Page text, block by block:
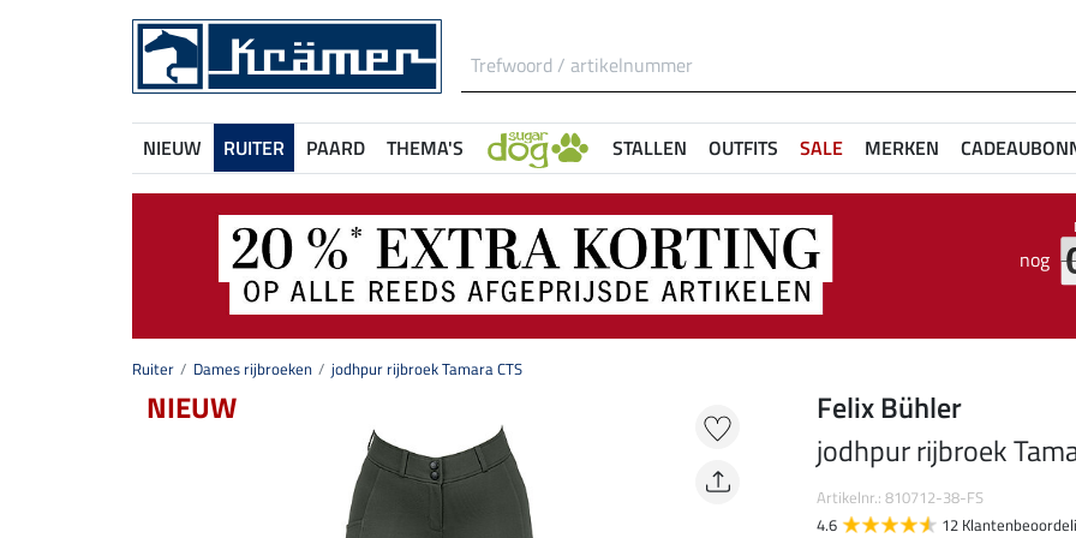
NIEUW RUITER PAARD THEMA'S STALLEN OUTFITS SALE MERKEN
nog
Ruiter Dames rijbroeken jodhpur rijbroek Tamara CTS
NIEUW
Felix Bühler
jodhpur rijbroek
Artikelnr.: 810712-38-FS
4.6
12